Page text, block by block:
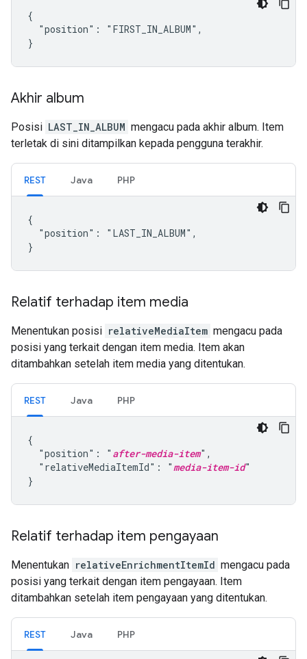
{
  "position": "FIRST_IN_ALBUM",
}
Akhir album
Posisi LAST_IN_ALBUM mengacu pada akhir album. Item
terletak di sini ditampilkan kepada pengguna terakhir.
REST Java PHP
{
  "position": "LAST_IN_ALBUM",
}
Relatif terhadap item media
Menentukan posisi relativeMediaItem mengacu pada
posisi yang terkait dengan item media. Item akan
ditambahkan setelah item media yang ditentukan.
REST Java PHP
{
  "position": "
after-media-item",
  "relativeMediaItemId": "
media-item-id"
}
Relatif terhadap item pengayaan
Menentukan relativeEnrichmentItemId mengacu pada
posisi yang terkait dengan item pengayaan. Item
ditambahkan setelah item pengayaan yang ditentukan.
REST Java PHP